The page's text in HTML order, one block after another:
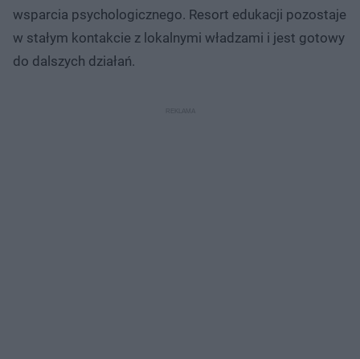
wsparcia psychologicznego. Resort edukacji pozostaje
w stałym kontakcie z lokalnymi władzami i jest gotowy
do dalszych działań.